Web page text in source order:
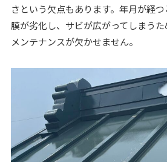
さという欠点もあります。年月が経
膜が劣化し、サビが広がってしまう
メンテナンスが欠かせません。